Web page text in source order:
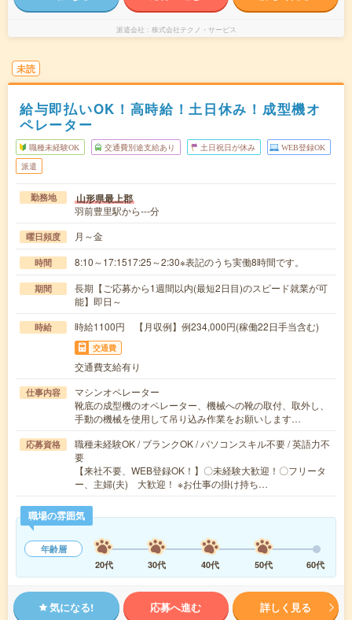
派遣会社 株式会社テクノ・サービス
未読
給与即払いOK！高時給！土日休み！成型機オ
ペレーター
職種未経験OK 交通費別途支給あり 土日祝日が休み WEB登録OK
派遣
勤務地 山形県最上郡
羽前豊里駅から---分
曜日頻度 月～金
時間 8:10～17:1517:25～2:30※表記のうち実働8時間です。
期間
長期【ご応募から1週間以内(最短2日目)のスピード就業が可
能】即日～
時給 時給1100円 【月収例】例234,000円(稼働22日手当含む)
交通費
交通費支給有り
仕事内容
マシンオペレーター
靴底の成型機のオペレーター、機械への靴の取付、取外し、
手動の機械を使用して吊り込み作業をお願いします…
応募資格
職種未経験OK / ブランクOK / パソコンスキル不要 / 英語力不
要
【来社不要、WEB登録OK！】〇未経験大歓迎！〇フリータ
ー、主婦(夫) 大歓迎！ ※お仕事の掛け持ち…
職場の雰囲気
年齢層
20代
30代 40代 50代 60代
気になる! 応募へ進む 詳しく見る